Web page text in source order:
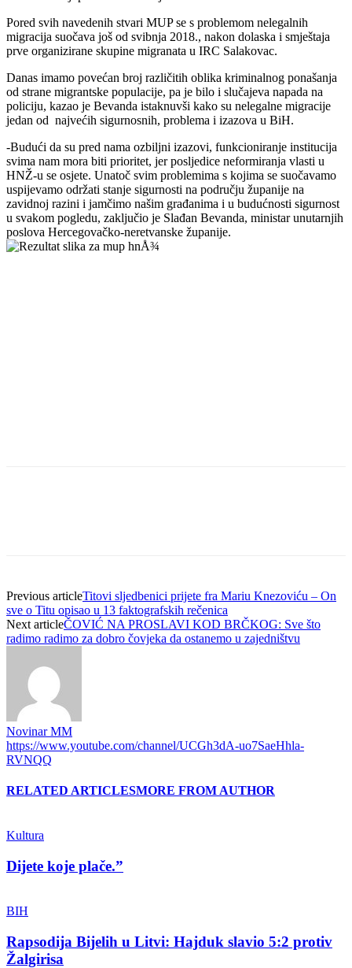
Pored svih navedenih stvari MUP se s problemom nelegalnih
migracija suočava još od svibnja 2018., nakon dolaska i smještaja
prve organizirane skupine migranata u IRC Salakovac.
Danas imamo povećan broj različitih oblika kriminalnog ponašanja
od strane migrantske populacije, pa je bilo i slučajeva napada na
policiju, kazao je Bevanda istaknuvši kako su nelegalne migracije
jedan od najvećih sigurnosnih, problema i izazova u BiH.
-Budući da su pred nama ozbiljni izazovi, funkcioniranje institucija
svima nam mora biti prioritet, jer posljedice neformiranja vlasti u
HNŽ-u se osjete. Unatoč svim problemima s kojima se suočavamo
uspijevamo održati stanje sigurnosti na području županije na
zavidnoj razini i jamčimo našim građanima i u budućnosti sigurnost
u svakom pogledu, zaključio je Slađan Bevanda, ministar unutarnjih
poslova Hercegovačko-neretvanske županije.
Previous articleTitovi sljedbenici prijete fra Mariu Knezoviću – On
sve o Titu opisao u 13 faktografskih rečenica
Next articleČOVIĆ NA PROSLAVI KOD BRČKOG: Sve što
radimo radimo za dobro čovjeka da ostanemo u zajedništvu
Novinar MM
https://www.youtube.com/channel/UCGh3dA-uo7SaeHhla-
RVNQQ
RELATED ARTICLESMORE FROM AUTHOR
Kultura
Dijete koje plače.”
BIH
Rapsodija Bijelih u Litvi: Hajduk slavio 5:2 protiv
Žalgirisa